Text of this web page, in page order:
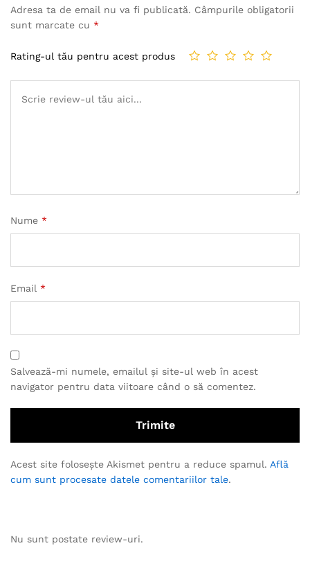
Adresa ta de email nu va fi publicată. Câmpurile obligatorii
sunt marcate cu *
Rating-ul tău pentru acest produs
Nume *
Email *
Salvează-mi numele, emailul și site-ul web în acest
navigator pentru data viitoare când o să comentez.
Acest site folosește Akismet pentru a reduce spamul. Află
cum sunt procesate datele comentariilor tale.
Nu sunt postate review-uri.